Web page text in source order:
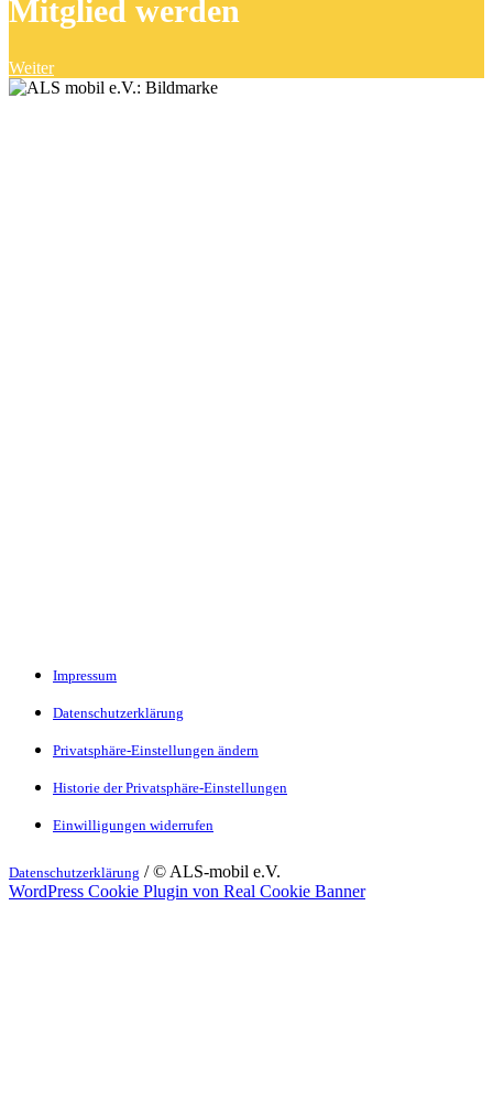
Mitglied werden
Weiter
Impressum
Datenschutzerklärung
Privatsphäre-Einstellungen ändern
Historie der Privatsphäre-Einstellungen
Einwilligungen widerrufen
Datenschutzerklärung / © ALS-mobil e.V.
WordPress Cookie Plugin von Real Cookie Banner